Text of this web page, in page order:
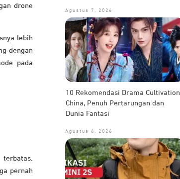
drone
lebih
dengan
pada
pernah
Agustus 7, 2026
10 Rekomendasi Drama Cultivation
China, Penuh Pertarungan dan
Dunia Fantasi
Agustus 6, 2026